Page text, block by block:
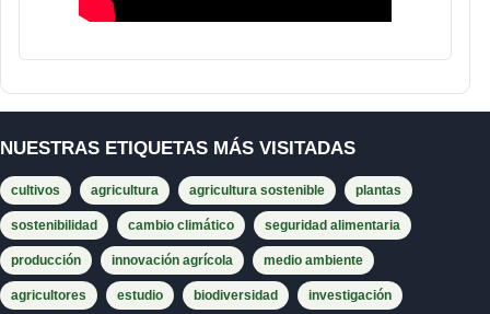
NUESTRAS ETIQUETAS MÁS VISITADAS
cultivos agricultura agricultura sostenible plantas
sostenibilidad cambio climático seguridad alimentaria
producción innovación agrícola medio ambiente
agricultores estudio biodiversidad investigación